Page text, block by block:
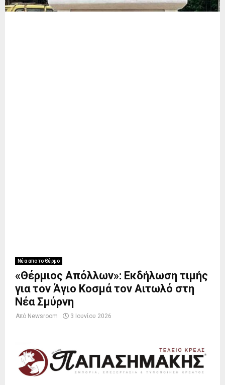
Νέα απο το Θέρμο
«Θέρμιος Απόλλων»: Εκδήλωση τιμής
για τον Άγιο Κοσμά τον Αιτωλό στη
Νέα Σμύρνη
Από Newsroom 3 Ιουνίου 2026